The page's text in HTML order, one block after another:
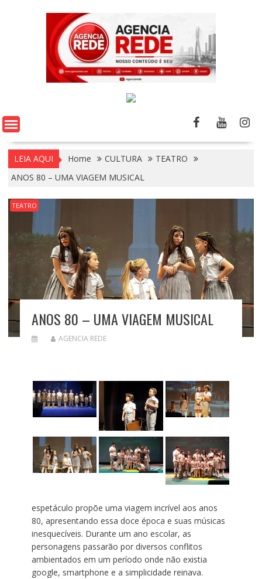
LEIA AQUI Home CULTURA
TEATRO
ANOS 80 – UMA VIAGEM MUSICAL
TEATRO
ANOS 80 – UMA VIAGEM MUSICAL
AGENCIA REDE
espetáculo propõe uma viagem incrível aos anos
80, apresentando essa doce época e suas músicas
inesquecíveis. Durante um ano escolar, as
personagens passarão por diversos conflitos
ambientados em um período onde não existia
google, smartphone e a simplicidade reinava.